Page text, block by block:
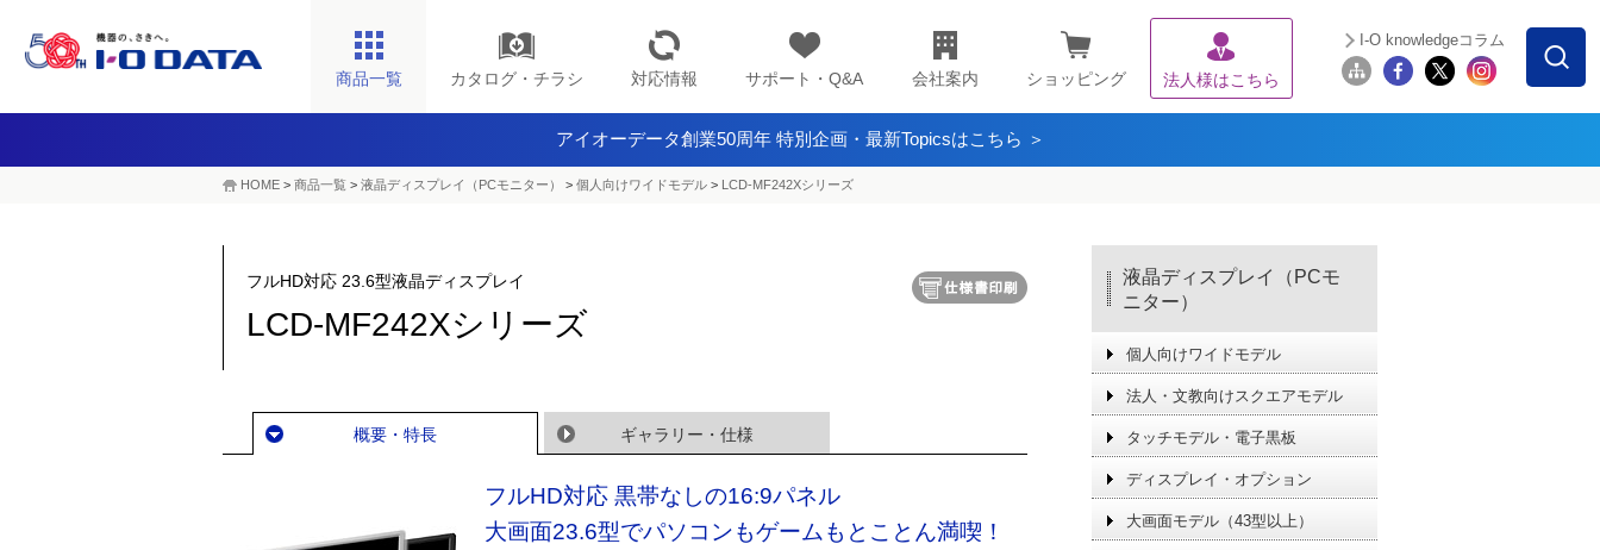
商品一覧 カタログ・チラシ 対応情報 サポート・Q&A 会社案内 ショッピング 法人様はこちら
I-O knowledgeコラム
アイオーデータ創業50周年 特別企画・最新Topicsはこちら ＞
HOME > 商品一覧 > 液晶ディスプレイ（PCモニター） > 個人向けワイドモデル > LCD-MF242Xシリーズ
フルHD対応 23.6型液晶ディスプレイ
LCD-MF242Xシリーズ
概要・特長 ギャラリー・仕様
フルHD対応 黒帯なしの16:9パネル
大画面23.6型でパソコンもゲームもとことん満喫！
液晶ディスプレイ（PCモ
ニター）
個人向けワイドモデル
法人・文教向けスクエアモデル
タッチモデル・電子黒板
ディスプレイ・オプション
大画面モデル（43型以上）